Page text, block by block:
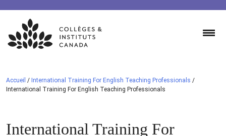
Skip
content
Accueil / International Training For English Teaching Professionals /
International Training For English Teaching Professionals
International Training For